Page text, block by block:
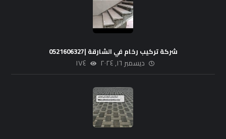
شركة تركيب رخام في الشارقة |0521606327
ديسمبر ١٦, ٢٠٢٤ ١٧٤